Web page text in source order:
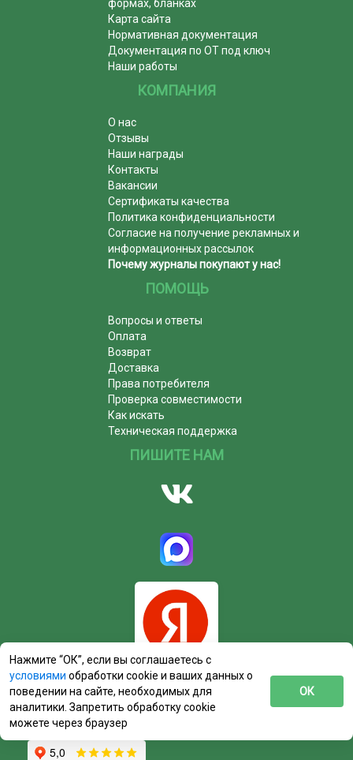
формах, бланках
Карта сайта
Нормативная документация
Документация по ОТ под ключ
Наши работы
КОМПАНИЯ
О нас
Отзывы
Наши награды
Контакты
Вакансии
Сертификаты качества
Политика конфиденциальности
Согласие на получение рекламных и
информационных рассылок
Почему журналы покупают у нас!
ПОМОЩЬ
Вопросы и ответы
Оплата
Возврат
Доставка
Права потребителя
Проверка совместимости
Как искать
Техническая поддержка
ПИШИТЕ НАМ
Нажмите “ОК”, если вы соглашаетесь с
условиями обработки cookie и ваших данных о
поведении на сайте, необходимых для
аналитики. Запретить обработку cookie
можете через браузер
ОК